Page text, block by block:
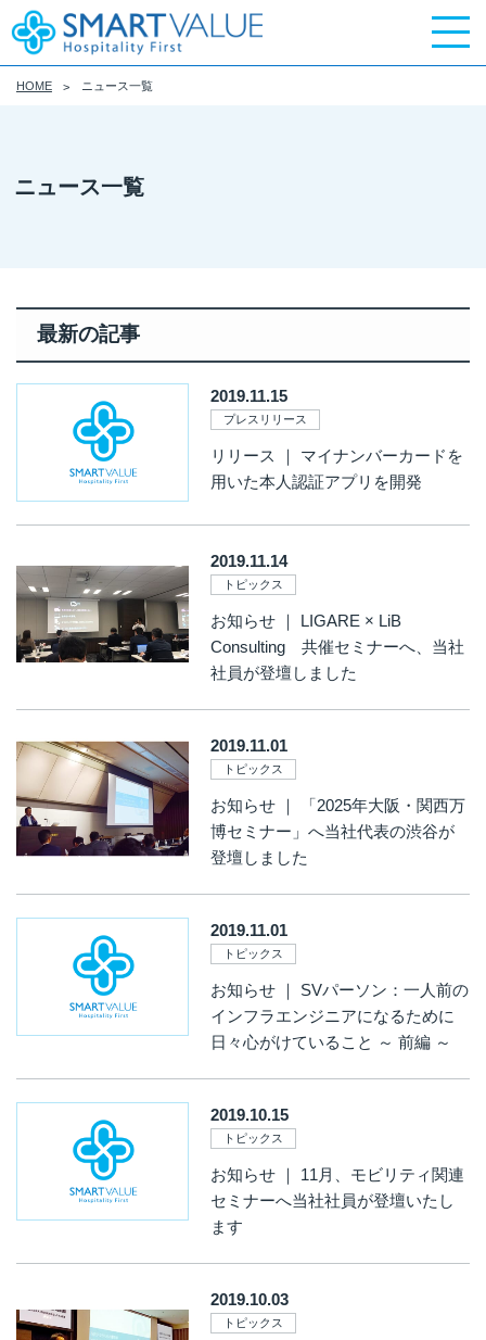
HOME ニュース一覧
ニュース一覧
最新の記事
2019.11.15
プレスリリース
リリース ｜ マイナンバーカードを
用いた本人認証アプリを開発
2019.11.14
トピックス
お知らせ ｜ LIGARE × LiB
Consulting 共催セミナーへ、当社
社員が登壇しました
2019.11.01
トピックス
お知らせ ｜ 「2025年大阪・関西万
博セミナー」へ当社代表の渋谷が
登壇しました
2019.11.01
トピックス
お知らせ ｜ SVパーソン：一人前の
インフラエンジニアになるために
日々心がけていること ～ 前編 ～
2019.10.15
トピックス
お知らせ ｜ 11月、モビリティ関連
セミナーへ当社社員が登壇いたし
ます
2019.10.03
トピックス